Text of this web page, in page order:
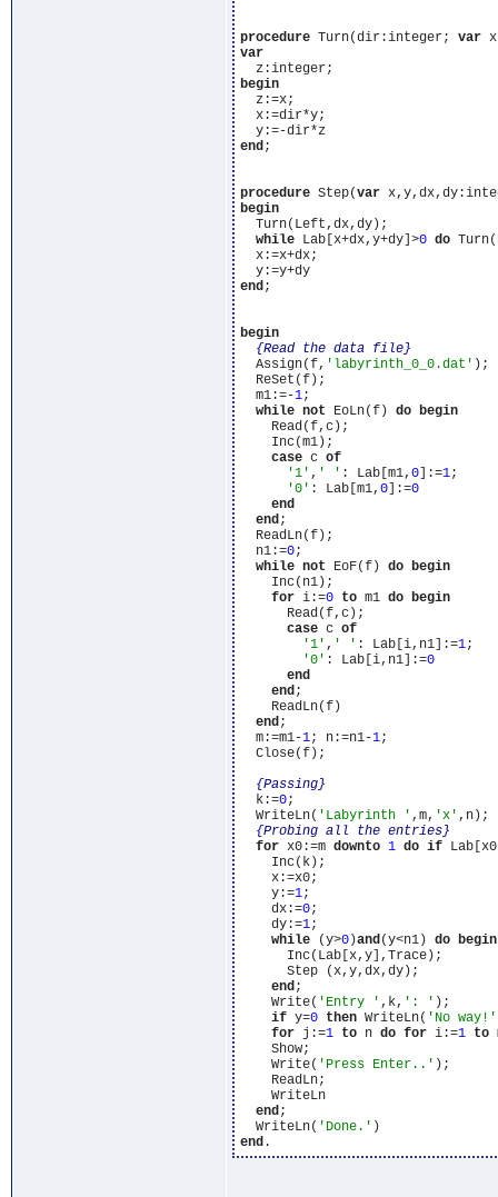
procedure Turn(dir:integer; var
var
begin
  z:=x;
  x:=dir*y;
  y:=-dir*z
end;
procedure Step(var
begin
  Turn(Left,dx,dy);
while Lab[x+dx,y+dy]>0 do
  x:=x+dx;
  y:=y+dy
end;
begin
{Read the data file}
  Assign(f,
'labyrinth_0_0.dat' );
  ReSet(f);
  m1:=-
1;
while not EoLn(f) do begin
    Read(f,c);
    Inc(m1);
case c of
'1' , ' ' : Lab[m1, 0]:=1;
'0' : Lab[m1, 0]:=0
end
end;
  ReadLn(f);
  n1:=
0;
while not EoF(f) do begin
    Inc(n1);
for i:=0 to m1 do begin
      Read(f,c);
case c of
'1' , ' ' : Lab[i,n1]:=1;
'0' : Lab[i,n1]:=0
end
end;
    ReadLn(f)
end;
  m:=m1-
1; n:=n1-1;
  Close(f);
{Passing}
  k:=
0;
  WriteLn(
'Labyrinth ' ,m, 'x' ,n);
{Probing all the entries}
for x0:=m downto 1 do if
    Inc(k);
    x:=x0;
    y:=
1;
    dx:=
0;
    dy:=
1;
while (y>0)and(y<n1) do begin
      Inc(Lab[x,y],Trace);
      Step (x,y,dx,dy);
end;
    Write(
'Entry ' ,k, ': ' );
if y=0 then WriteLn( 'No way!'
for j:=1 to n do for i:=1 to
    Show;
    Write(
'Press Enter..' );
    ReadLn;
    WriteLn
end;
  WriteLn(
'Done.'
end